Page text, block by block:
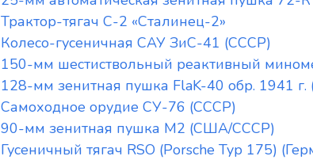
Трактор-тягач С-2 «Сталинец-2»
Колесо-гусеничная САУ ЗиС-41 (СССР)
150-мм шестиствольный реактивный
128-мм зенитная пушка FlaK-40 обр. 1941 г.
Самоходное орудие СУ-76 (СССР)
90-мм зенитная пушка М2 (США/СССР)
Гусеничный тягач RSO (Porsche Typ 175)